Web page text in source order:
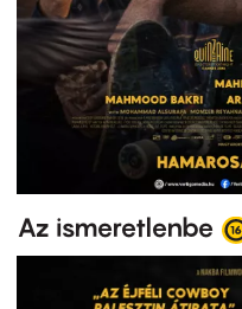
Az ismeretlenbe